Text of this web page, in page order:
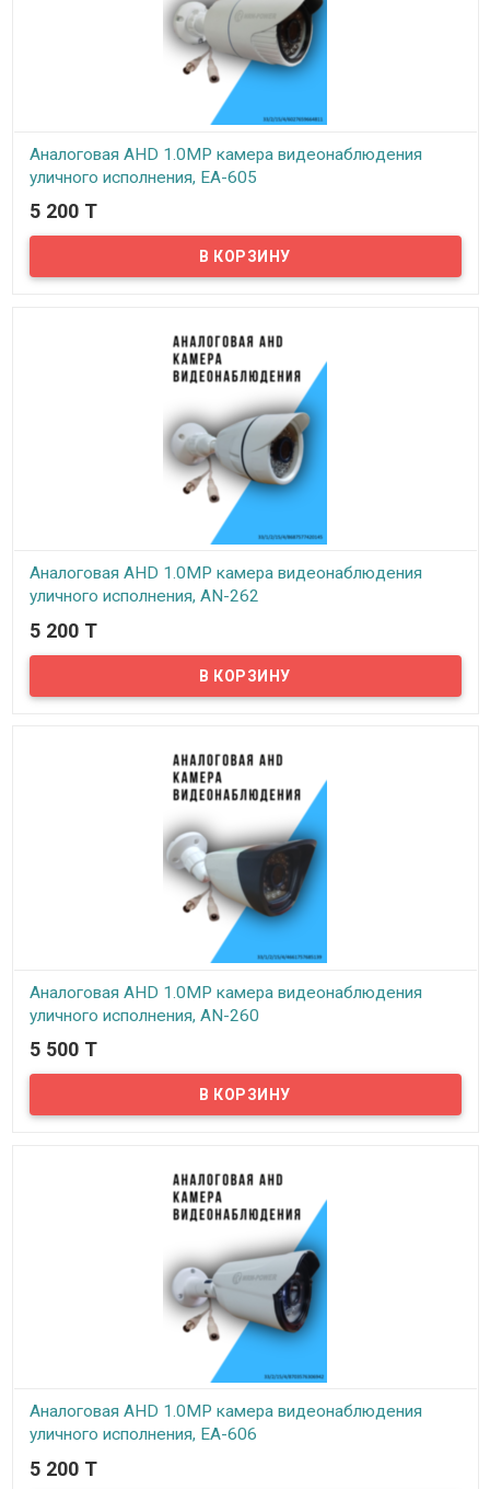
Аналоговая AHD 1.0MP камера видеонаблюдения
уличного исполнения, EA-605
В наличии
Предлагаем бюджетные аналоговые AHD 1Mpx камеры
видеонаблюдения уличного исполнения, модель EA-605!
5 200 T
Аналоговая AHD 1.0MP камера видеонаблюдения
уличного исполнения, AN-262
В наличии
Предлагаем бюджетные аналоговые AHD 1Mpx камеры
видеонаблюдения уличного исполнения, модель AN-262!
5 200 T
Аналоговая AHD 1.0MP камера видеонаблюдения
уличного исполнения, AN-260
В наличии
Предлагаем бюджетные аналоговые AHD 1Mpx камеры
видеонаблюдения уличного исполнения, модель AN-260!
5 500 T
Аналоговая AHD 1.0MP камера видеонаблюдения
уличного исполнения, EA-606
В наличии
5 200 T